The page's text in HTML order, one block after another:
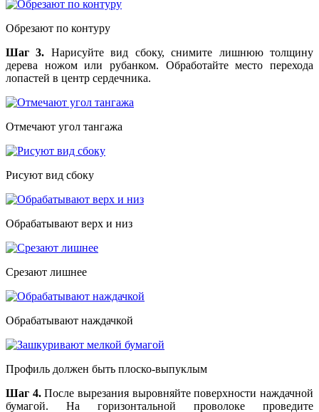
Обрезают по контуру
Шаг 3. Нарисуйте вид сбоку, снимите лишнюю толщину
дерева ножом или рубанком. Обработайте место перехода
лопастей в центр сердечника.
Отмечают угол тангажа
Рисуют вид сбоку
Обрабатывают верх и низ
Срезают лишнее
Обрабатывают наждачкой
Профиль должен быть плоско-выпуклым
Шаг 4.После вырезания выровняйте поверхности наждачной
бумагой. На горизонтальной проволоке проведите